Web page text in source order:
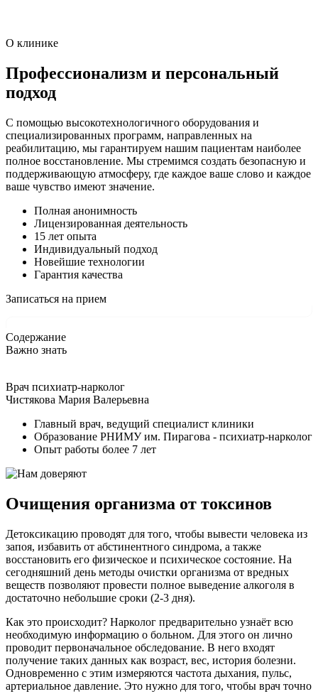
О клинике
Профессионализм и персональный
подход
С помощью высокотехнологичного оборудования и
специализированных программ, направленных на
реабилитацию, мы гарантируем нашим пациентам наиболее
полное восстановление. Мы стремимся создать безопасную и
поддерживающую атмосферу, где каждое ваше слово и каждое
ваше чувство имеют значение.
Полная анонимность
Лицензированная деятельность
15 лет опыта
Индивидуальный подход
Новейшие технологии
Гарантия качества
Записаться на прием
Содержание
Важно знать
Врач психиатр-нарколог
Чистякова Мария Валерьевна
Главный врач, ведущий специалист клиники
Образование РНИМУ им. Пирагова - психиатр-нарколог
Опыт работы более 7 лет
Очищения организма от токсинов
Детоксикацию проводят для того, чтобы вывести человека из
запоя, избавить от абстинентного синдрома, а также
восстановить его физическое и психическое состояние. На
сегодняшний день методы очистки организма от вредных
веществ позволяют провести полное выведение алкоголя в
достаточно небольшие сроки (2-3 дня).
Как это происходит? Нарколог предварительно узнаёт всю
необходимую информацию о больном. Для этого он лично
проводит первоначальное обследование. В него входят
получение таких данных как возраст, вес, история болезни.
Одновременно с этим измеряются частота дыхания, пульс,
артериальное давление. Это нужно для того, чтобы врач точно